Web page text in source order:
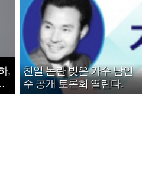
,
친일 논란 빚은 가수 남인
수 공개 토론회 열린다.